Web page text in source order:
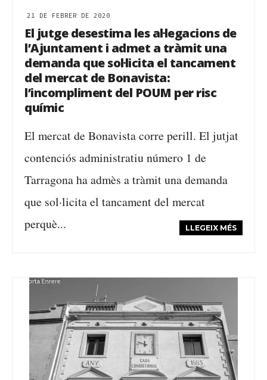
21 DE FEBRER DE 2020
El jutge desestima les al·legacions de
l’Ajuntament i admet a tràmit una
demanda que sol·licita el tancament
del mercat de Bonavista:
l’incompliment del POUM per risc
químic
El mercat de Bonavista corre perill. El jutjat
contenciós administratiu número 1 de
Tarragona ha admès a tràmit una demanda
que sol·licita el tancament del mercat
perquè...
LLEGEIX MÉS